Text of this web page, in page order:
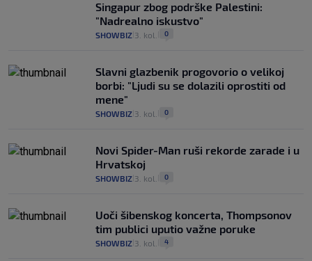
Singapur zbog podrške Palestini:
"Nadrealno iskustvo"
SHOWBIZ 3. kol. 0
Slavni glazbenik progovorio o velikoj
borbi: "Ljudi su se dolazili oprostiti od
mene"
SHOWBIZ 3. kol. 0
Novi Spider-Man ruši rekorde zarade i u
Hrvatskoj
SHOWBIZ 3. kol. 0
Uoči šibenskog koncerta, Thompsonov
tim publici uputio važne poruke
SHOWBIZ 3. kol. 4